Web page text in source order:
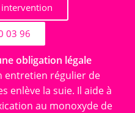
intervention
03 96
obligation légale
entretien régulier de
enlève la suie. Il aide à
au monoxyde de